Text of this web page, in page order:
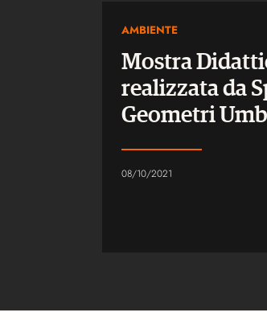
AMBIENTE
Mostra
realizzata da
Geometri
08/10/2021